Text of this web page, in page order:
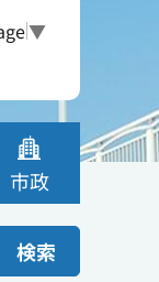
▼
市政
検索